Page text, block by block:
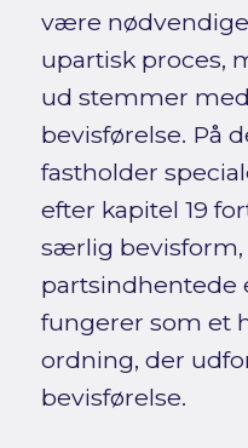
være
upartisk proces,
ud stemmer
bevisførelse. På
fastholder
efter kapitel 19
særlig bevisform,
fungerer som et
ordning, der
bevisførelse.